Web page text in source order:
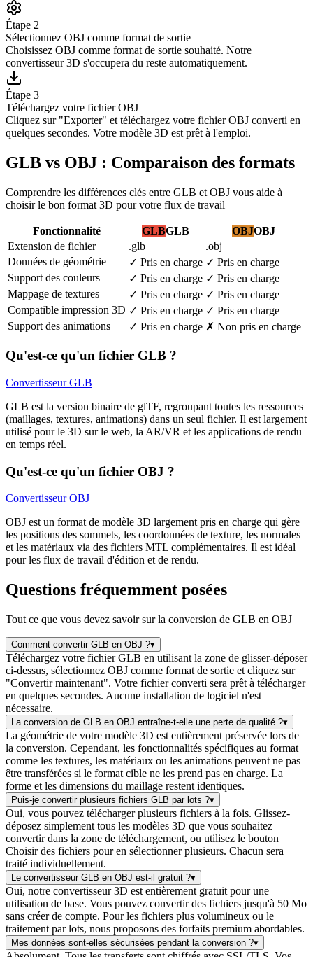
Étape 2
Sélectionnez OBJ comme format de sortie
Choisissez OBJ comme format de sortie souhaité. Notre
convertisseur 3D s'occupera du reste automatiquement.
Étape 3
Téléchargez votre fichier OBJ
Cliquez sur "Exporter" et téléchargez votre fichier OBJ converti en
quelques secondes. Votre modèle 3D est prêt à l'emploi.
GLB vs OBJ : Comparaison des formats
Comprendre les différences clés entre GLB et OBJ vous aide à
choisir le bon format 3D pour votre flux de travail
Fonctionnalité GLBGLB OBJOBJ
Extension de fichier
.glb
.obj
Données de géométrie
✓ Pris en charge ✓ Pris en charge
Support des couleurs
✓ Pris en charge ✓ Pris en charge
Mappage de textures
✓ Pris en charge ✓ Pris en charge
Compatible impression 3D ✓ Pris en charge ✓ Pris en charge
Support des animations
✓ Pris en charge ✗ Non pris en charge
Qu'est-ce qu'un fichier GLB ?
Convertisseur GLB
GLB est la version binaire de glTF, regroupant toutes les ressources
(maillages, textures, animations) dans un seul fichier. Il est largement
utilisé pour le 3D sur le web, la AR/VR et les applications de rendu
en temps réel.
Qu'est-ce qu'un fichier OBJ ?
Convertisseur OBJ
OBJ est un format de modèle 3D largement pris en charge qui gère
les positions des sommets, les coordonnées de texture, les normales
et les matériaux via des fichiers MTL complémentaires. Il est idéal
pour les flux de travail d'édition et de rendu.
Questions fréquemment posées
Tout ce que vous devez savoir sur la conversion de GLB en OBJ
Comment convertir GLB en OBJ ?▾
Téléchargez votre fichier GLB en utilisant la zone de glisser-déposer
ci-dessus, sélectionnez OBJ comme format de sortie et cliquez sur
"Convertir maintenant". Votre fichier converti sera prêt à télécharger
en quelques secondes. Aucune installation de logiciel n'est
nécessaire.
La conversion de GLB en OBJ entraîne-t-elle une perte de qualité ?▾
La géométrie de votre modèle 3D est entièrement préservée lors de
la conversion. Cependant, les fonctionnalités spécifiques au format
comme les textures, les matériaux ou les animations peuvent ne pas
être transférées si le format cible ne les prend pas en charge. La
forme et les dimensions du maillage restent identiques.
Puis-je convertir plusieurs fichiers GLB par lots ?▾
Oui, vous pouvez télécharger plusieurs fichiers à la fois. Glissez-
déposez simplement tous les modèles 3D que vous souhaitez
convertir dans la zone de téléchargement, ou utilisez le bouton
Choisir des fichiers pour en sélectionner plusieurs. Chacun sera
traité individuellement.
Le convertisseur GLB en OBJ est-il gratuit ?▾
Oui, notre convertisseur 3D est entièrement gratuit pour une
utilisation de base. Vous pouvez convertir des fichiers jusqu'à 50 Mo
sans créer de compte. Pour les fichiers plus volumineux ou le
traitement par lots, nous proposons des forfaits premium abordables.
Mes données sont-elles sécurisées pendant la conversion ?▾